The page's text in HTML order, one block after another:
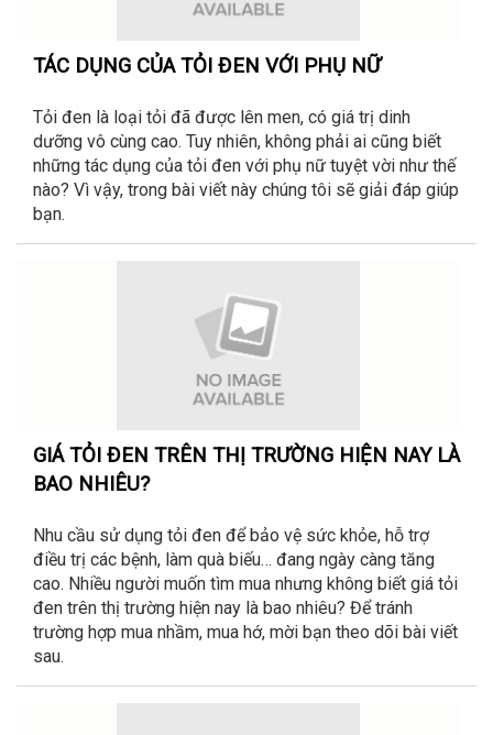
TÁC DỤNG CỦA TỎI ĐEN VỚI PHỤ NỮ
Tỏi đen là loại tỏi đã được lên men, có giá trị dinh
dưỡng vô cùng cao. Tuy nhiên, không phải ai cũng biết
những tác dụng của tỏi đen với phụ nữ tuyệt vời như thế
nào? Vì vậy, trong bài viết này chúng tôi sẽ giải đáp giúp
bạn.
GIÁ TỎI ĐEN TRÊN THỊ TRƯỜNG HIỆN NAY LÀ
BAO NHIÊU?
Nhu cầu sử dụng tỏi đen để bảo vệ sức khỏe, hỗ trợ
điều trị các bệnh, làm quà biếu… đang ngày càng tăng
cao. Nhiều người muốn tìm mua nhưng không biết giá tỏi
đen trên thị trường hiện nay là bao nhiêu? Để tránh
trường hợp mua nhầm, mua hớ, mời bạn theo dõi bài viết
sau.